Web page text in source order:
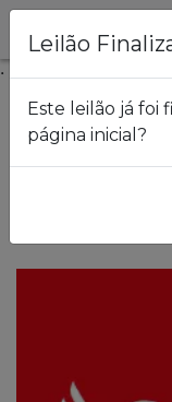
.
Frazão
2º Leilão de
Leilão
Este leilão já foi
página inicial?